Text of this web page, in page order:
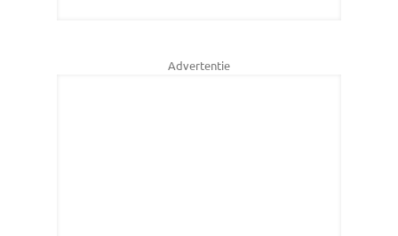
Advertentie